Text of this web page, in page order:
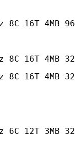
8C 16T 4MB
8C 16T 4MB
8C 16T 4MB
6C 12T 3MB